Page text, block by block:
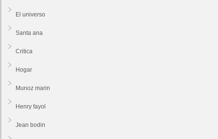
El universo
Santa ana
Critica
Hogar
Munoz marin
Henry fayol
Jean bodin